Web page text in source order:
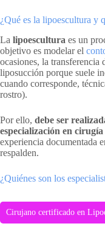
¿Qué es la lipoescultura y
La lipoescultura es un
objetivo es modelar el
ocasiones, la transferencia
liposucción porque suele
cuando corresponde,
rostro).
Por ello, debe ser
especialización en
experiencia documentada
respalden.
¿Quiénes son los
Cirujano certificado en